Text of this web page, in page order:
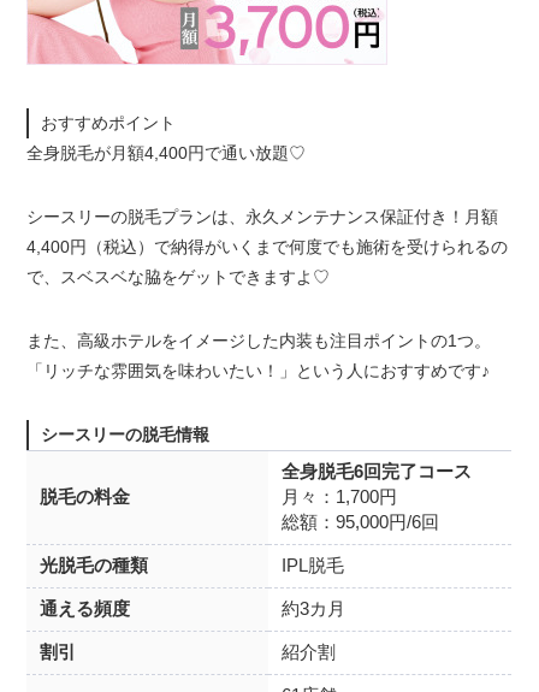
おすすめポイント
全身脱毛が月額4,400円で通い放題♡
シースリーの脱毛プランは、永久メンテナンス保証付き！月額
4,400円（税込）で納得がいくまで何度でも施術を受けられるの
で、スベスベな脇をゲットできますよ♡
また、高級ホテルをイメージした内装も注目ポイントの1つ。
「リッチな雰囲気を味わいたい！」という人におすすめです♪
シースリーの脱毛情報
脱毛の料金
全身脱毛6回完了コース
月々：1,700円
総額：95,000円/6回
光脱毛の種類 IPL脱毛
通える頻度 約3カ月
割引 紹介割